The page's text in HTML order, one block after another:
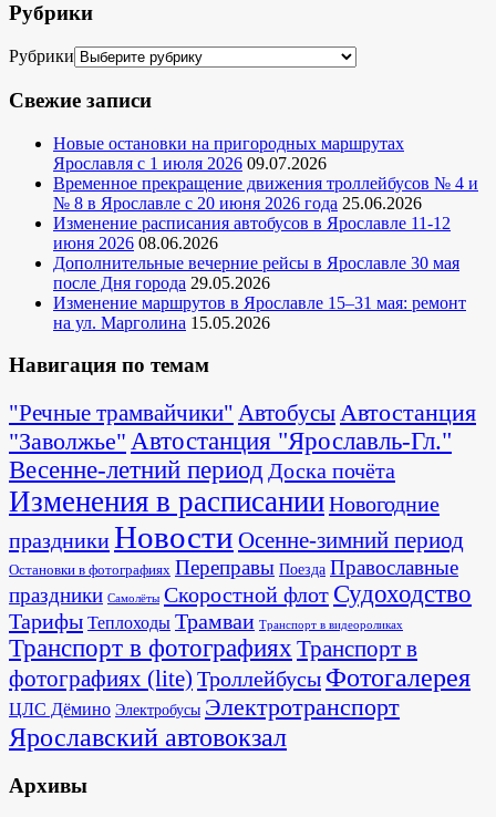
Рубрики
Рубрики
Свежие записи
Новые остановки на пригородных маршрутах
Ярославля с 1 июля 2026 09.07.2026
Временное прекращение движения троллейбусов № 4 и
№ 8 в Ярославле с 20 июня 2026 года 25.06.2026
Изменение расписания автобусов в Ярославле 11-12
июня 2026 08.06.2026
Дополнительные вечерние рейсы в Ярославле 30 мая
после Дня города 29.05.2026
Изменение маршрутов в Ярославле 15–31 мая: ремонт
на ул. Марголина 15.05.2026
Навигация по темам
"Речные трамвайчики" АвтобусыАвтостанция
"Заволжье" Автостанция "Ярославль-Гл."
Весенне-летний период Доска почёта
Изменения в расписанииНовогодние
праздникиНовости Осенне-зимний период
Остановки в фотографиях Переправы Поезда Православные
праздники Самолёты Скоростной флот Судоходство
Тарифы Теплоходы Трамваи Транспорт в видеороликах
Транспорт в фотографияхТранспорт в
фотографиях (lite) Троллейбусы Фотогалерея
ЦЛС Дёмино Электробусы Электротранспорт
Ярославский автовокзал
Архивы